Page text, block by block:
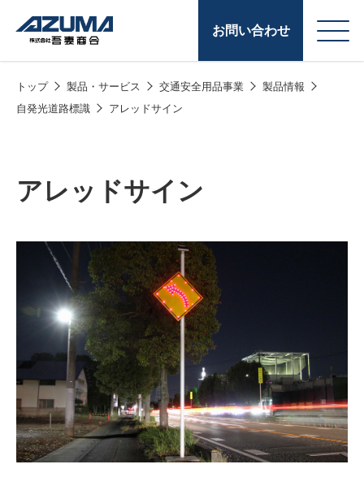
お問い合わせ
株式会社吾妻商会 会
社案内
製品・サービス
トップ 製品・サービス 交通安全用品事業
製品情報
自発光道路標識
アレッドサイン
アレッドサイン